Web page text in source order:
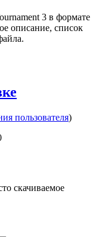
3 в формате
описание, список
пользователя)
скачиваемое